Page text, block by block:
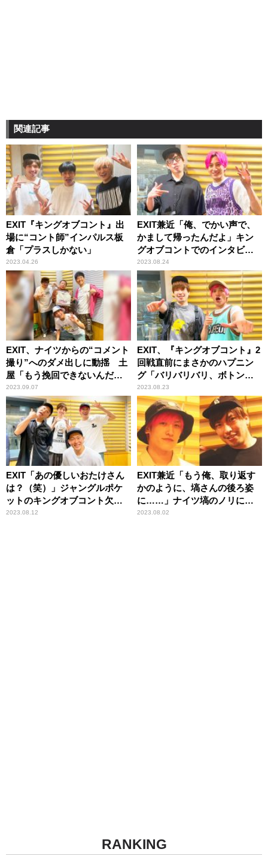
関連記事
EXIT『キングオブコント』出
場に“コント師”インパルス板
倉「プラスしかない」
2023.04.26
EXIT兼近「俺、でかい声で、
かまして帰ったんだよ」キン
グオブコントでのインタビュ
ーに赤面
2023.08.24
EXIT、ナイツからの“コメント
撮り”へのダメ出しに動揺 土
屋「もう挽回できないんだか
ら……」
2023.09.07
EXIT、『キングオブコント』2
回戦直前にまさかのハプニン
グ「バリバリバリ、ボトンっ
て聞こえて……」
2023.08.23
EXIT「あの優しいおたけさん
は？（笑）」ジャングルポケ
ットのキングオブコント欠場
理由に困惑
2023.08.12
EXIT兼近「もう俺、取り返す
かのように、塙さんの後ろ姿
に……」ナイツ塙のノリに気
づけず失態
2023.08.02
RANKING